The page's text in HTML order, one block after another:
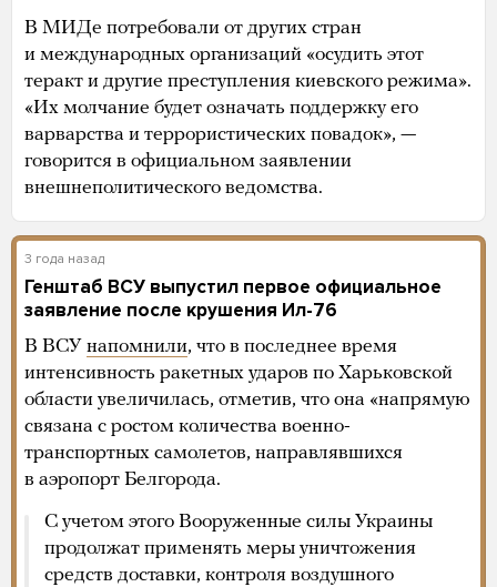
В МИДе потребовали от других стран
и международных организаций «осудить этот
теракт и другие преступления киевского режима».
«Их молчание будет означать поддержку его
варварства и террористических повадок», —
говорится в официальном заявлении
внешнеполитического ведомства.
3 года назад
Генштаб ВСУ выпустил первое официальное
заявление после крушения Ил-76
В ВСУ напомнили, что в последнее время
интенсивность ракетных ударов по Харьковской
области увеличилась, отметив, что она «напрямую
связана с ростом количества военно-
транспортных самолетов, направлявшихся
в аэропорт Белгорода.
С учетом этого Вооруженные силы Украины
продолжат применять меры уничтожения
средств доставки, контроля воздушного